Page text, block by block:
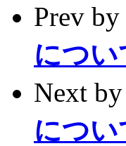
Prev by
につい
Next
につい